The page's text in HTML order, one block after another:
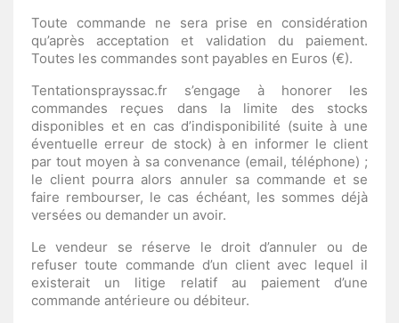
Toute commande ne sera prise en considération
qu’après acceptation et validation du paiement.
Toutes les commandes sont payables en Euros (€).
Tentationsprayssac.fr s’engage à honorer les
commandes reçues dans la limite des stocks
disponibles et en cas d’indisponibilité (suite à une
éventuelle erreur de stock) à en informer le client
par tout moyen à sa convenance (email, téléphone) ;
le client pourra alors annuler sa commande et se
faire rembourser, le cas échéant, les sommes déjà
versées ou demander un avoir.
Le vendeur se réserve le droit d’annuler ou de
refuser toute commande d’un client avec lequel il
existerait un litige relatif au paiement d’une
commande antérieure ou débiteur.